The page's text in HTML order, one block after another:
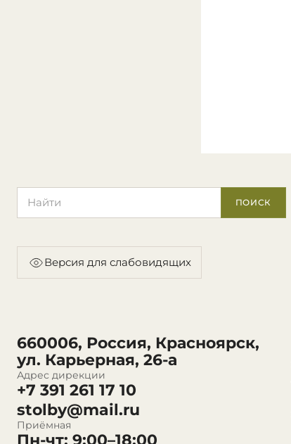
ПОИСК
Версия для слабовидящих
660006, Россия, Красноярск,
ул. Карьерная, 26-а
Адрес дирекции
+7 391 261 17 10
stolby@mail.ru
Приёмная
Пн-чт: 9:00–18:00